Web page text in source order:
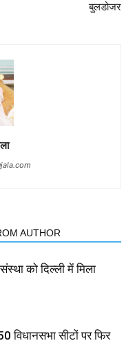
बुलडोजर
AUTHOR
को दिल्ली में मिला
विधानसभा सीटों पर फिर